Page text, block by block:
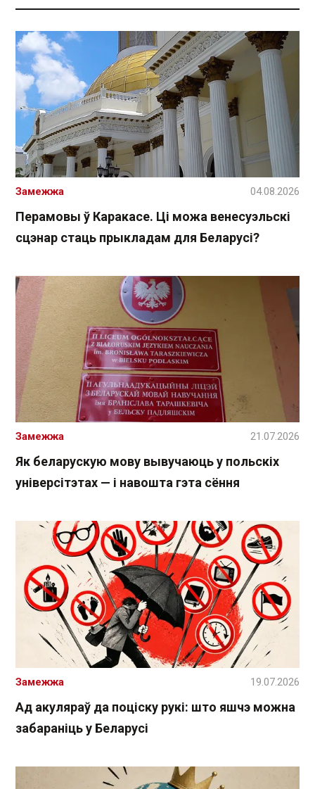
Перамовы ў Каракасе. Ці можа венесуэльскі
сцэнар стаць прыкладам для Беларусі?
Замежжа 04.08.2026
Як беларускую мову вывучаюць у польскіх
універсітэтах — і навошта гэта сёння
Замежжа 21.07.2026
Ад акуляраў да поціску рукі: што яшчэ можна
забараніць у Беларусі
Замежжа 19.07.2026